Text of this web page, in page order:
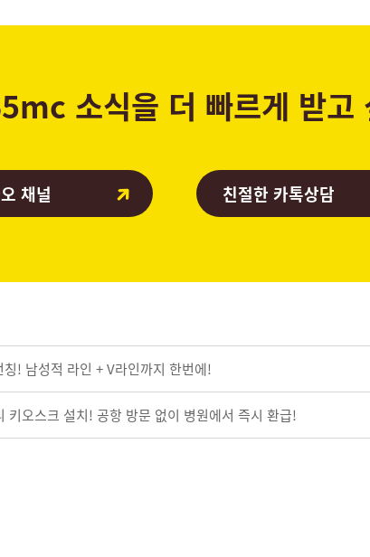
소식을 더 빠르게 받고
채널 친절한 카톡상담
! 남성적 라인 + V라인까지 한번에!
오스크 설치! 공항 방문 없이 병원에서 즉시 환급!